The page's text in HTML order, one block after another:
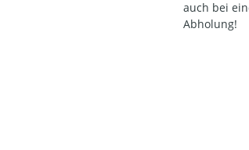
auch bei
Abholung!